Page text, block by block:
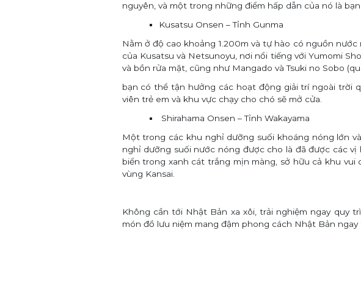
nguyên, và một trong những điểm hấp dẫn của nó là
Kusatsu Onsen – Tỉnh Gunma
Nằm ở độ cao khoảng 1.200m và tự hào có nguồn
của Kusatsu và Netsunoyu, nơi nổi tiếng với Yumomi
và bồn rửa mặt, cũng như Mangado và Tsuki no Sobo
bạn có thể tận hưởng các hoạt động giải trí ngoài trời
viên trẻ em và khu vực chạy cho chó sẽ mở cửa.
Shirahama Onsen – Tỉnh Wakayama
Một trong các khu nghỉ dưỡng suối khoáng nóng lớn
nghỉ dưỡng suối nước nóng được cho là đã được các vị
biển trong xanh cát trắng mịn màng, sở hữu cả khu vui
vùng Kansai.
Không cần tới Nhật Bản xa xôi, trải nghiệm ngay quy
món đồ lưu niệm mang đậm phong cách Nhật Bản ngay